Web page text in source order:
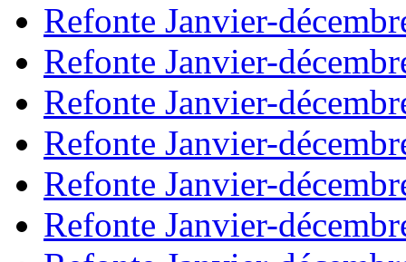
Refonte Janvier-
Refonte Janvier-
Refonte Janvier-
Refonte Janvier-
Refonte Janvier-
Refonte Janvier-